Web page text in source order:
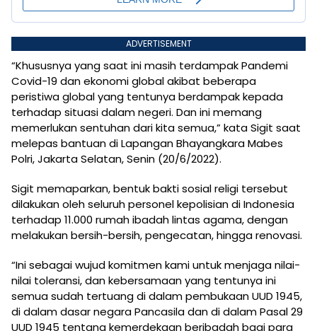
ADVERTISEMENT
“Khususnya yang saat ini masih terdampak Pandemi
Covid-19 dan ekonomi global akibat beberapa
peristiwa global yang tentunya berdampak kepada
terhadap situasi dalam negeri. Dan ini memang
memerlukan sentuhan dari kita semua,” kata Sigit saat
melepas bantuan di Lapangan Bhayangkara Mabes
Polri, Jakarta Selatan, Senin (20/6/2022).
Sigit memaparkan, bentuk bakti sosial religi tersebut
dilakukan oleh seluruh personel kepolisian di Indonesia
terhadap 11.000 rumah ibadah lintas agama, dengan
melakukan bersih-bersih, pengecatan, hingga renovasi.
“Ini sebagai wujud komitmen kami untuk menjaga nilai-
nilai toleransi, dan kebersamaan yang tentunya ini
semua sudah tertuang di dalam pembukaan UUD 1945,
di dalam dasar negara Pancasila dan di dalam Pasal 29
UUD 1945 tentang kemerdekaan beribadah bagi para